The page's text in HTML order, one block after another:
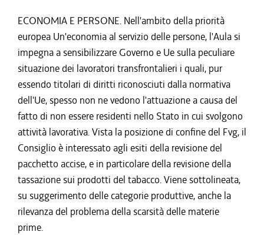
ECONOMIA E PERSONE. Nell'ambito della priorità
europea Un'economia al servizio delle persone, l'Aula si
impegna a sensibilizzare Governo e Ue sulla peculiare
situazione dei lavoratori transfrontalieri i quali, pur
essendo titolari di diritti riconosciuti dalla normativa
dell'Ue, spesso non ne vedono l'attuazione a causa del
fatto di non essere residenti nello Stato in cui svolgono
attività lavorativa. Vista la posizione di confine del Fvg, il
Consiglio è interessato agli esiti della revisione del
pacchetto accise, e in particolare della revisione della
tassazione sui prodotti del tabacco. Viene sottolineata,
su suggerimento delle categorie produttive, anche la
rilevanza del problema della scarsità delle materie
prime.